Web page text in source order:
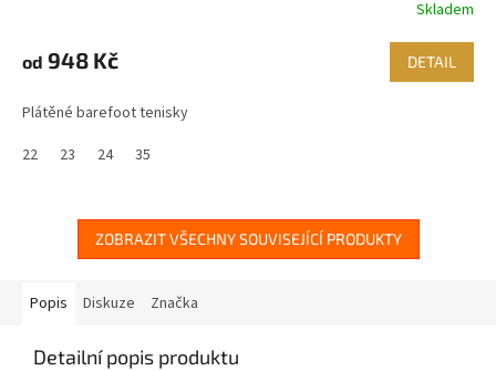
Skladem
od 948 Kč DETAIL
Plátěné barefoot tenisky
22
23 24 35
ZOBRAZIT VŠECHNY SOUVISEJÍCÍ PRODUKTY
Popis Diskuze Značka
Detailní popis produktu